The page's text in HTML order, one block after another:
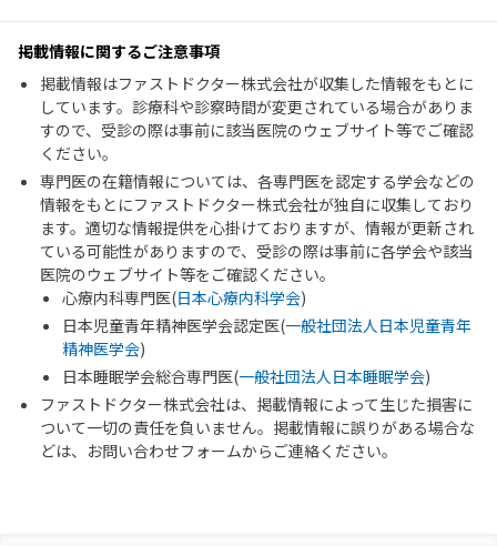
掲載情報に関するご注意事項
掲載情報はファストドクター株式会社が収集した情報をもとに
しています。診療科や診察時間が変更されている場合がありま
すので、受診の際は事前に該当医院のウェブサイト等でご確認
ください。
専門医の在籍情報については、各専門医を認定する学会などの
情報をもとにファストドクター株式会社が独自に収集しており
ます。適切な情報提供を心掛けておりますが、情報が更新され
ている可能性がありますので、受診の際は事前に各学会や該当
医院のウェブサイト等をご確認ください。
心療内科専門医(日本心療内科学会)
日本児童青年精神医学会認定医(一般社団法人日本児童青年
精神医学会)
日本睡眠学会総合専門医(一般社団法人日本睡眠学会)
ファストドクター株式会社は、掲載情報によって生じた損害に
ついて一切の責任を負いません。掲載情報に誤りがある場合な
どは、お問い合わせフォームからご連絡ください。